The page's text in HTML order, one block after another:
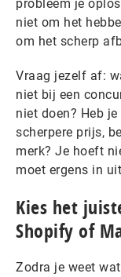
probleem je
niet om het
om het scherp
Vraag jezelf af:
niet bij een
niet doen? Heb
scherpere prijs,
merk? Je hoeft
moet ergens in
Kies het
Shopify of
Zodra je weet